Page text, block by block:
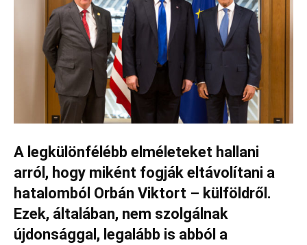
A legkülönfélébb elméleteket hallani
arról, hogy miként fogják eltávolítani a
hatalomból Orbán Viktort – külföldről.
Ezek, általában, nem szolgálnak
újdonsággal, legalább is abból a